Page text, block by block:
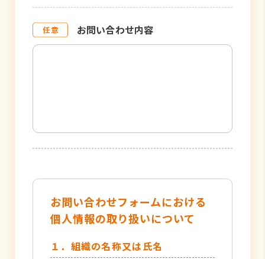
お問い合わせ内容
お問い合わせフォームにおける
個人情報の取り扱いについて
１．組織の名称又は氏名